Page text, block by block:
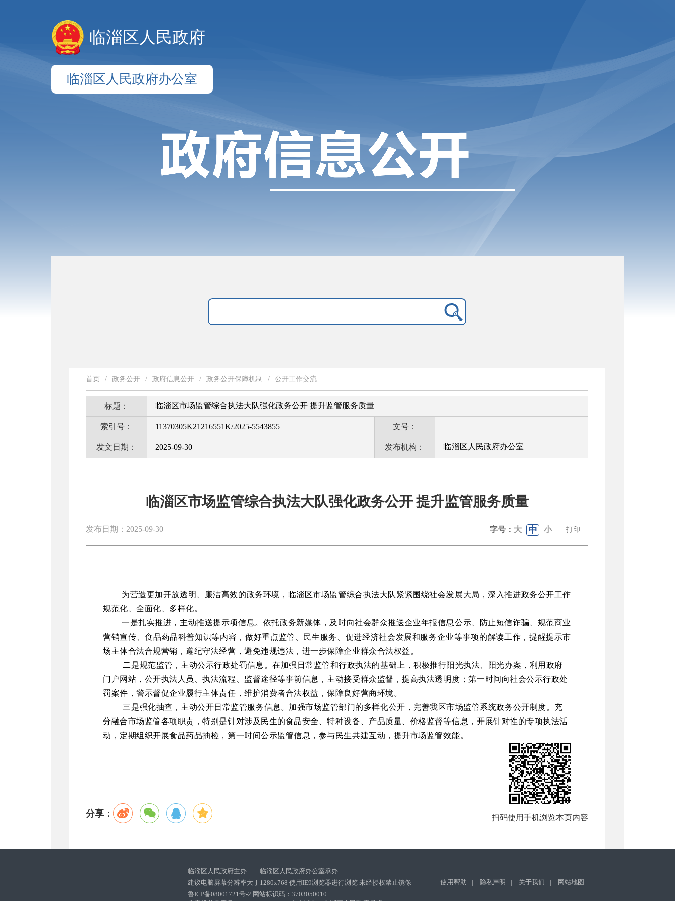
临淄区人民政府
临淄区人民政府办公室
首页 / 政务公开 / 政府信息公开 / 政务公开保障机制 / 公开工作交流
标题： 临淄区市场监管综合执法大队强化政务公开 提升监管服务质量
索引号： 11370305K21216551K/2025-5543855 文号：
发文日期： 2025-09-30 发布机构： 临淄区人民政府办公室
临淄区市场监管综合执法大队强化政务公开 提升监管服务质量
发布日期：2025-09-30 字号： 大 中 小 | 打印
为营造更加开放透明、廉洁高效的政务环境， 临淄区市场监管综合执法大队 紧紧围绕社会发展大局，深入推进政务公开工作
规范化、全面化、多样化。
一是扎实推进，主动推送提示项信息。 依托政务新媒体，及时向社会群众推送企业年报信息公示、防止短信诈骗、规范商业
营销宣传、食品药品科普知识等内容，做好重点监管、民生服务、促进经济社会发展和服务企业等事项的解读工作，提醒提示市
场主体合法合规营销，遵纪守法经营，避免违规违法，进一步保障企业群众合法权益。
二是规范监管，主动公示行政处罚信息。在加强日常监管和行政执法的基础上，积极推行阳光执法、阳光办案，利用政府
门户网站，公开执法人员、执法流程、监督途径等事前信息，主动接受群众监督，提高执法透明度；第一时间向社会公示行政处
罚案件，警示督促企业履行主体责任，维护消费者合法权益，保障良好营商环境。
三是强化抽查，主动公开日常监管服务信息。 加强市场监管部门的多样化公开，完善我区市场监管系统政务公开制度。充
分融合市场监管各项职责，特别是针对涉及民生的食品安全、特种设备、产品质量、价格监督等信息，开展针对性的专项执法活
动，定期组织开展食品药品抽检，第一时间公示监管信息，参与民生共建互动，提升市场监管效能。
分享： 扫码使用手机浏览本页内容
临淄区人民政府主办 临淄区人民政府办公室承办
建议电脑屏幕分辨率大于1280x768 使用IE9浏览器进行浏览 未经授权禁止镜像
鲁ICP备08001721号-2 网站标识码：3703050010
使用帮助 | 隐私声明 | 关于我们 | 网站地图